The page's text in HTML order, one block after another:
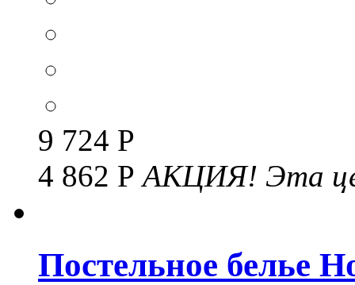
9 724 Р
4 862 РАКЦИЯ! Эта
Постельное белье